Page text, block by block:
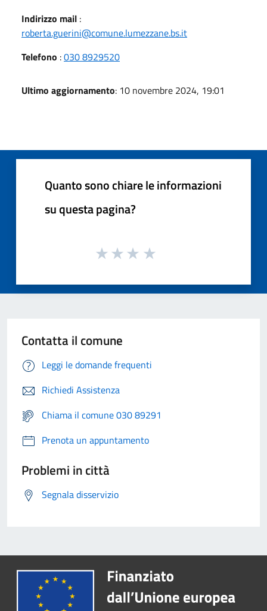
Indirizzo mail :
roberta.guerini@comune.lumezzane.bs.it
Telefono :030 8929520
Ultimo aggiornamento: 10 novembre 2024, 19:01
Quanto sono chiare le informazioni
su questa pagina?
Contatta il comune
Leggi le domande frequenti
Richiedi Assistenza
Chiama il comune 030 89291
Prenota un appuntamento
Problemi in città
Segnala disservizio